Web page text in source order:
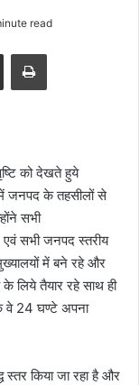
read
Share via Email Print
को देखते हुये
जनपद के तहसीलों से
सभी
एवं सभी जनपद स्तरीय
में बने रहे और
के लिये तैयार रहे साथ ही
वे 24 घण्टे अपना
स्तर किया जा रहा है और